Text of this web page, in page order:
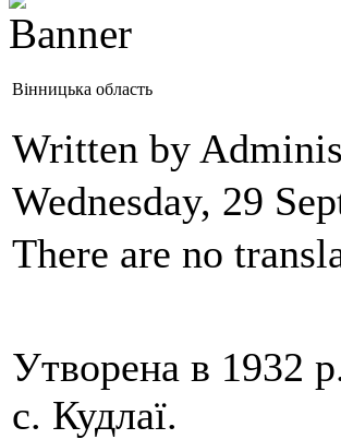
Вінницька область
Written by
Wednesday, 29
There are no
Утворена в 1932
с. Кудлаї.